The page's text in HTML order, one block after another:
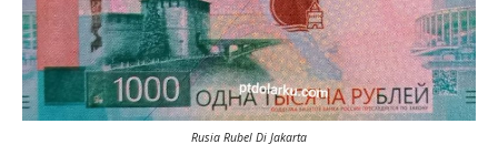
Rusia Rubel Di Jakarta